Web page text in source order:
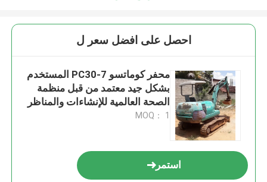
احصل على افضل سعر ل
محفر كوماتسو PC30-7 المستخدم
بشكل جيد معتمد من قبل منظمة
الصحة العالمية للإنشاءات والمناظر
الطبيعية
MOQ： 1
استمر